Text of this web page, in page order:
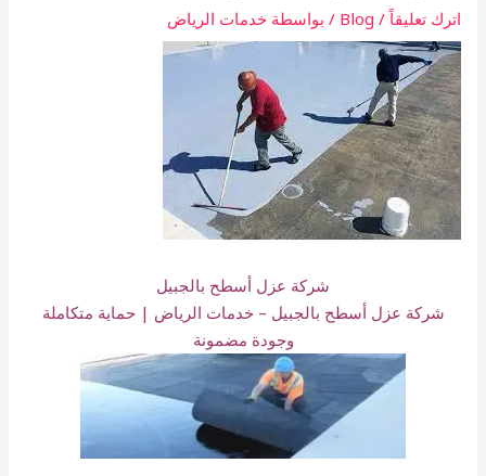
اترك تعليقاً /
Blog / بواسطة خدمات الرياض
شركة عزل أسطح بالجبيل
شركة عزل أسطح بالجبيل – خدمات الرياض | حماية متكاملة
وجودة مضمونة